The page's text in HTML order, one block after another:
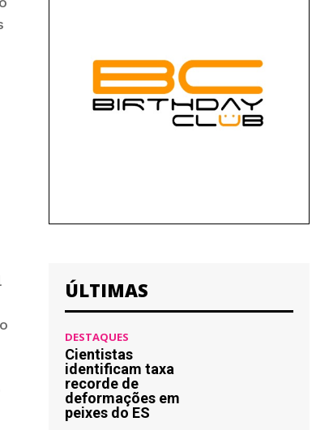
ÚLTIMAS
DESTAQUES
Cientistas
identificam taxa
recorde de
deformações em
peixes do ES